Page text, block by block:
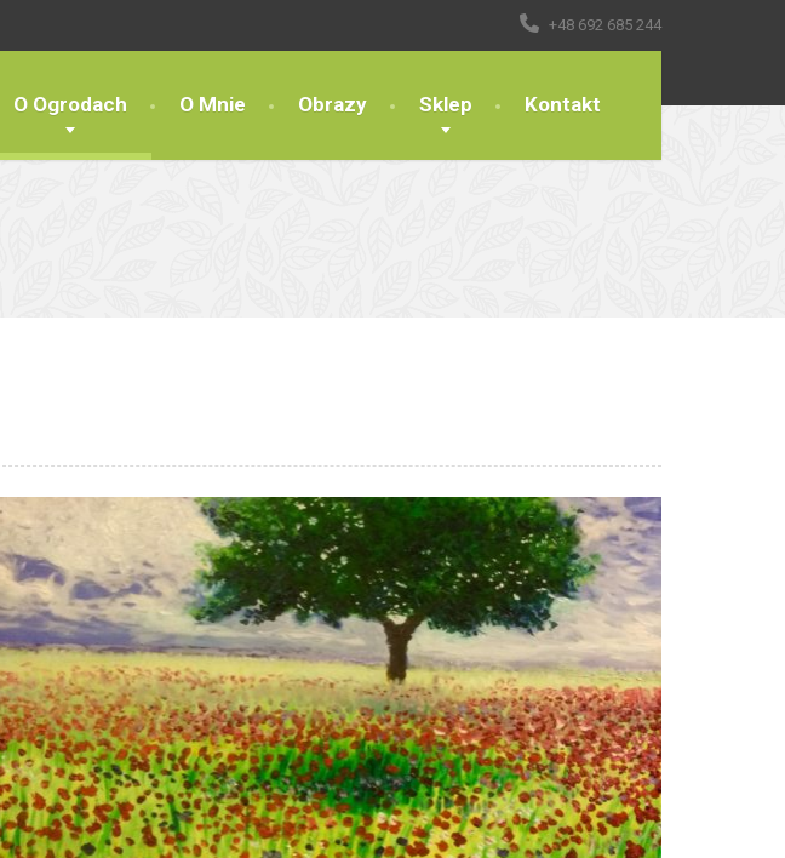
+48 692 685 244
O Ogrodach O Mnie Obrazy Sklep Kontakt